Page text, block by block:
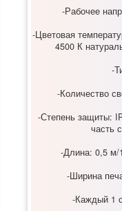
-Рабочее
-Цветовая
4500 К
-
-Количество
-Степень защиты:
часть
-Длина: 0,5
-Ширина
-Каждый 1